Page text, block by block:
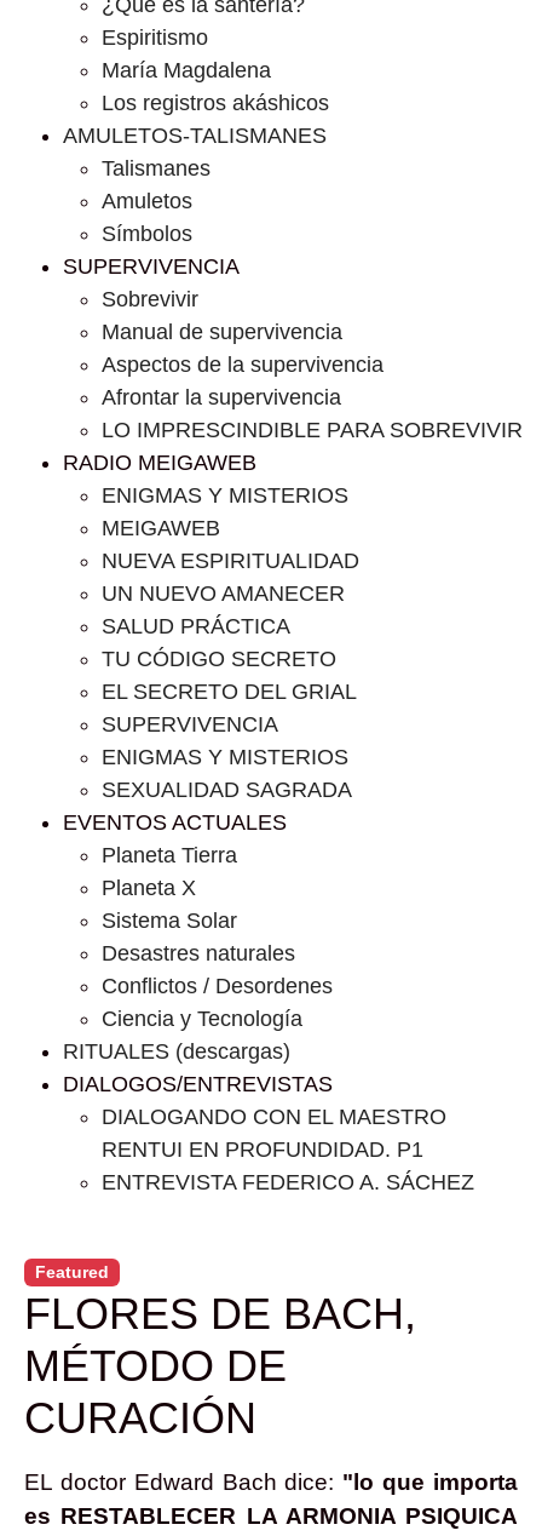
¿Que es la santería?
Espiritismo
María Magdalena
Los registros akáshicos
AMULETOS-TALISMANES
Talismanes
Amuletos
Símbolos
SUPERVIVENCIA
Sobrevivir
Manual de supervivencia
Aspectos de la supervivencia
Afrontar la supervivencia
LO IMPRESCINDIBLE PARA SOBREVIVIR
RADIO MEIGAWEB
ENIGMAS Y MISTERIOS
MEIGAWEB
NUEVA ESPIRITUALIDAD
UN NUEVO AMANECER
SALUD PRÁCTICA
TU CÓDIGO SECRETO
EL SECRETO DEL GRIAL
SUPERVIVENCIA
ENIGMAS Y MISTERIOS
SEXUALIDAD SAGRADA
EVENTOS ACTUALES
Planeta Tierra
Planeta X
Sistema Solar
Desastres naturales
Conflictos / Desordenes
Ciencia y Tecnología
RITUALES (descargas)
DIALOGOS/ENTREVISTAS
DIALOGANDO CON EL MAESTRO
RENTUI EN PROFUNDIDAD. P1
ENTREVISTA FEDERICO A. SÁCHEZ
Featured
FLORES DE BACH,
MÉTODO DE
CURACIÓN
EL doctor Edward Bach dice: "lo que importa
es RESTABLECER LA ARMONIA PSIQUICA